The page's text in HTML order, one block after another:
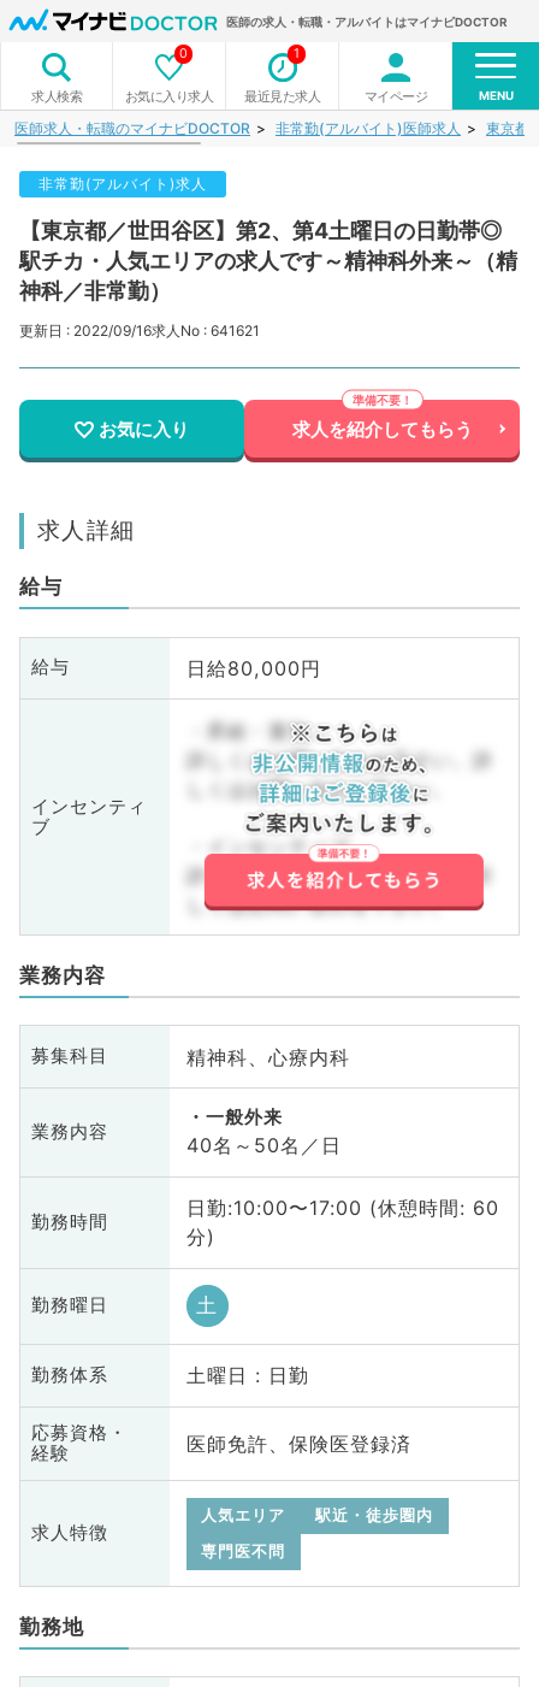
医師の求人・転職・アルバイトはマイナビDOCTOR
求人検索 お気に入り求人
0
最近見た求人
1
マイページ MENU
医師求人・転職のマイナビDOCTOR 非常勤(アルバイト)医師求人 東京都
非常勤(アルバイト)求人
【東京都／世田谷区】第2、第4土曜日の日勤帯◎
駅チカ・人気エリアの求人です～精神科外来～（精
神科／非常勤）
更新日 : 2022/09/16求人No : 641621
お気に入り 求人を紹介してもらう
求人詳細
給与
給与 日給80,000円
インセンティ
ブ
・昇給・賞与
詳しくはお問い合わせ下さい。詳
しくはお問い合わせ下さい。
・インセンティブ
詳しくはお問い合わせ下さい。詳
しくはお問い合わせ下さい。
業務内容
募集科目 精神科、心療内科
業務内容
一般外来
40名～50名／日
勤務時間
日勤:10:00〜17:00 (休憩時間: 60
分)
勤務曜日 土
勤務体系 土曜日 : 日勤
応募資格・
経験
医師免許、保険医登録済
求人特徴
人気エリア
駅近・徒歩圏内
専門医不問
勤務地